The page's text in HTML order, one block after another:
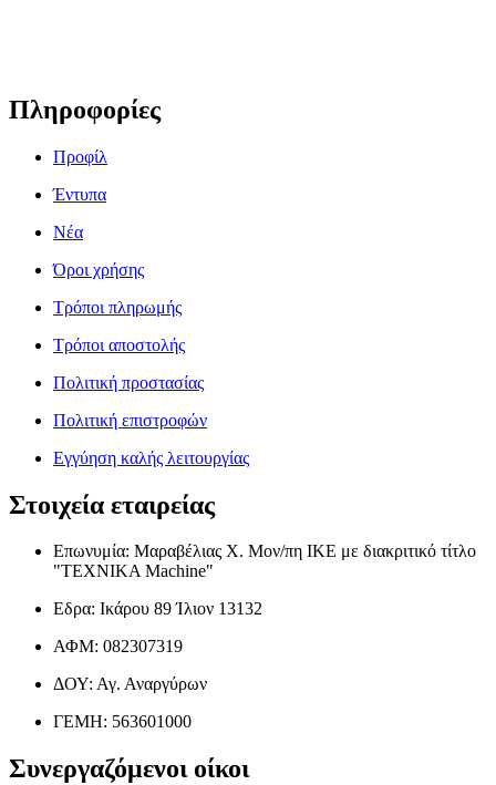
Πληροφορίες
Προφίλ
Έντυπα
Νέα
Όροι χρήσης
Τρόποι πληρωμής
Τρόποι αποστολής
Πολιτική προστασίας
Πολιτική επιστροφών
Εγγύηση καλής λειτουργίας
Στοιχεία εταιρείας
Επωνυμία: Μαραβέλιας Χ. Μον/πη ΙΚΕ με διακριτικό τίτλο
"TEXNIKA Machine"
Εδρα: Ικάρου 89 Ίλιον 13132
ΑΦΜ: 082307319
ΔΟΥ: Αγ. Αναργύρων
ΓΕΜΗ: 563601000
Συνεργαζόμενοι οίκοι